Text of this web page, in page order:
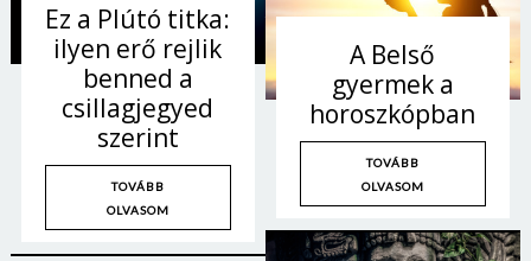
Ez a Plútó titka:
ilyen erő rejlik
benned a
csillagjegyed
szerint
TOVÁBB
OLVASOM
A Belső
gyermek a
horoszkópban
TOVÁBB
OLVASOM